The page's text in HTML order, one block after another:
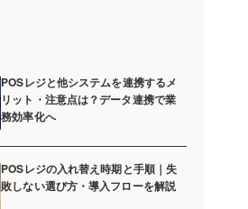
POSレジと他システムを連携するメ
リット・注意点は？データ連携で業
務効率化へ
POSレジの入れ替え時期と手順｜失
敗しない選び方・導入フローを解説